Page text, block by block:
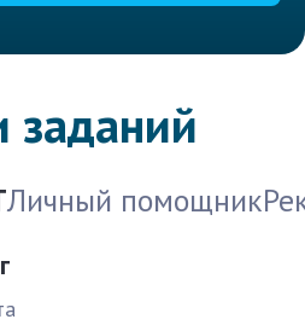
заданий
Личный помощник